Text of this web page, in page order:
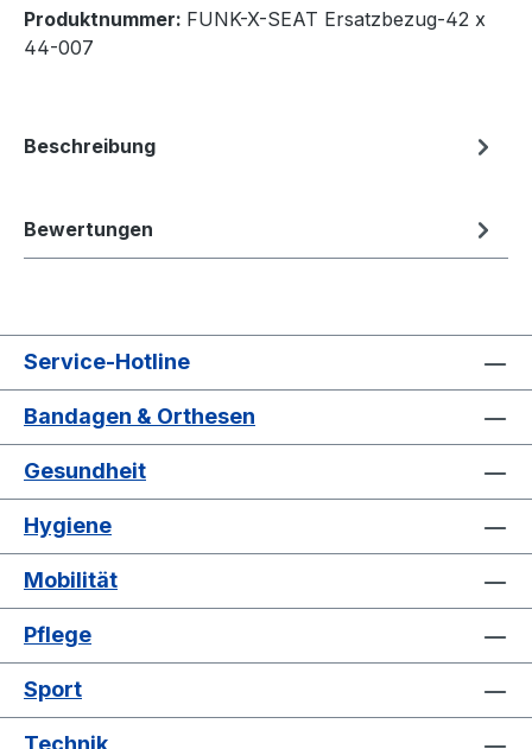
Produktnummer: FUNK-X-SEAT Ersatzbezug-42 x
44-007
Beschreibung
Bewertungen
Service-Hotline
Bandagen & Orthesen
Gesundheit
Hygiene
Mobilität
Pflege
Sport